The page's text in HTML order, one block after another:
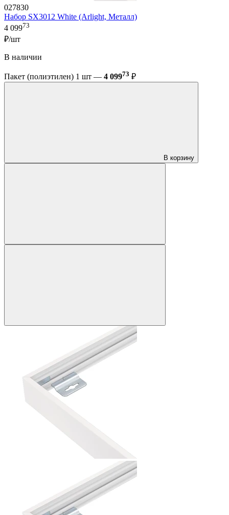
027830
Набор SX3012 White (Arlight, Металл)
4 09973
₽/шт
В наличии
Пакет (полиэтилен) 1 шт — 4 09973 ₽
В корзину